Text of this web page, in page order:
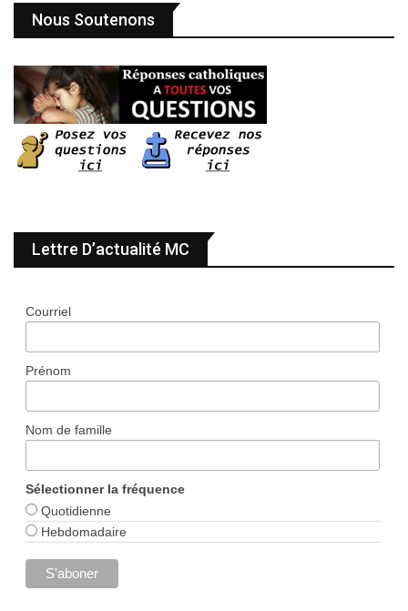
Nous Soutenons
Lettre D’actualité MC
Courriel
Prénom
Nom de famille
Sélectionner la fréquence
Quotidienne
Hebdomadaire